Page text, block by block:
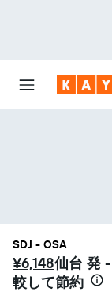
SDJ - OSA
¥6,148仙台 発
較して節約